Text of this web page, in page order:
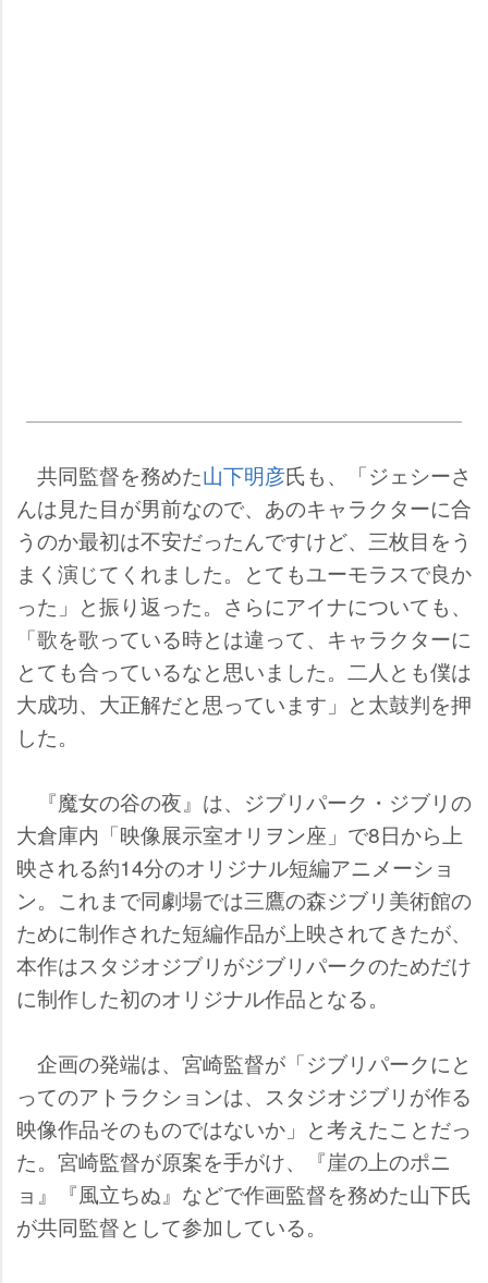
共同監督を務めた山下明彦氏も、「ジェシーさ
んは見た目が男前なので、あのキャラクターに合
うのか最初は不安だったんですけど、三枚目をう
まく演じてくれました。とてもユーモラスで良か
った」と振り返った。さらにアイナについても、
「歌を歌っている時とは違って、キャラクターに
とても合っているなと思いました。二人とも僕は
大成功、大正解だと思っています」と太鼓判を押
した。
『魔女の谷の夜』は、ジブリパーク・ジブリの
大倉庫内「映像展示室オリヲン座」で8日から上
映される約14分のオリジナル短編アニメーショ
ン。これまで同劇場では三鷹の森ジブリ美術館の
ために制作された短編作品が上映されてきたが、
本作はスタジオジブリがジブリパークのためだけ
に制作した初のオリジナル作品となる。
企画の発端は、宮崎監督が「ジブリパークにと
ってのアトラクションは、スタジオジブリが作る
映像作品そのものではないか」と考えたことだっ
た。宮崎監督が原案を手がけ、『崖の上のポニ
ョ』『風立ちぬ』などで作画監督を務めた山下氏
が共同監督として参加している。